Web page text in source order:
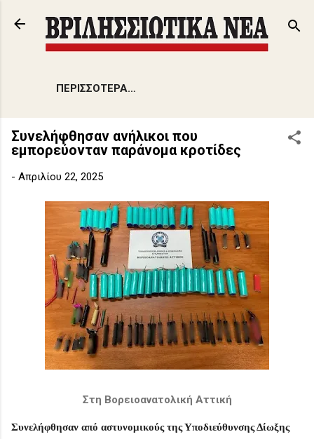
Μετάβαση στο κύριο περιεχόμενο
ΠΕΡΙΣΣΌΤΕΡΑ…
Συνελήφθησαν ανήλικοι που
εμπορεύονταν παράνομα κροτίδες
- Απριλίου 22, 2025
Στη Βορειοανατολική Αττική
Συνελήφθησαν από αστυνομικούς της Υποδιεύθυνσης Δίωξης